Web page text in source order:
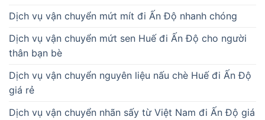
Dịch vụ vận chuyển mứt mít đi Ấn Độ nhanh chóng
Dịch vụ vận chuyển mứt sen Huế đi Ấn Độ cho người
thân bạn bè
Dịch vụ vận chuyển nguyên liệu nấu chè Huế đi Ấn Độ
giá rẻ
Dịch vụ vận chuyển nhãn sấy từ Việt Nam đi Ấn Độ giá